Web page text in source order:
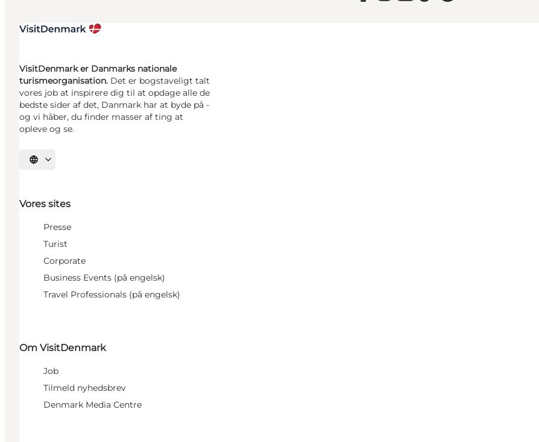
VisitDenmark er Danmarks nationale
turismeorganisation. Det er bogstaveligt talt
vores job at inspirere dig til at opdage alle de
bedste sider af det, Danmark har at byde på -
og vi håber, du finder masser af ting at
opleve og se.
Vælg sprog
Vores sites
Presse
Turist
Corporate
Business Events (på engelsk)
Travel Professionals (på engelsk)
Om VisitDenmark
Job
Tilmeld nyhedsbrev
Denmark Media Centre